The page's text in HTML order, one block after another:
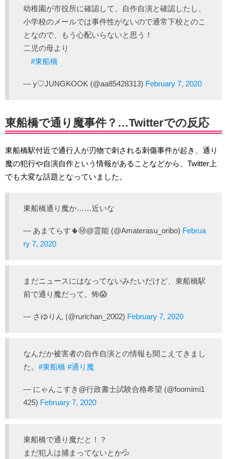
幼稚園が市役所に確認して、自作自演と確認したし、
小学校のメールでは事件性がないので通常下校とのこ
となので、もう心配いらないと思う！
二児の母より
#東船橋
— y♡JUNGKOOK (@aa85428313) February 7, 2020
東船橋で通り魔事件？…Twitterでの反応
東船橋駅付近で通行人が刃物で刺される刺傷事件が起き、通り
魔の犯行や自演自作という情報があることなどから、Twitter上
でも大変な話題となっていました。
東船橋通り魔か……近いな
— あまてらす🌵Ⓜ️@霊能 (@Amaterasu_oribo) Februa
ry 7, 2020
まだニュースにはなってないみたいだけど、東船橋駅
前で通り魔だって。怖😱
— さゆりん (@rurichan_2002) February 7, 2020
なんだか被害者の自作自演との情報も聞こえてきまし
た。 #東船橋 #通り魔
— にゃんこすき@行政書士試験合格希望 (@foomimi1
425) February 7, 2020
東船橋で通り魔だと！？
まだ犯人は捕まってないとか💦